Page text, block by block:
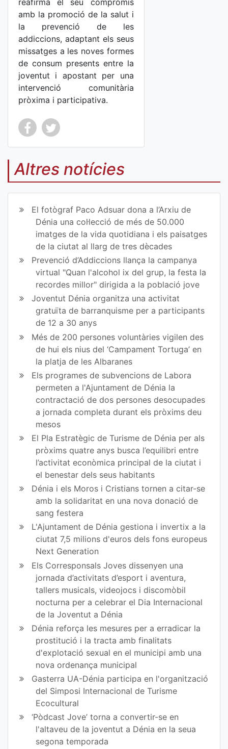
reafirma el seu compromís
amb la promoció de la salut i
la prevenció de les
addiccions, adaptant els seus
missatges a les noves formes
de consum presents entre la
joventut i apostant per una
intervenció comunitària
pròxima i participativa.
Co
mp
art
ir
en
Fa
ce
bo
ok
Co
mp
art
ir
en
Tw
itt
er
Altres notícies
El fotògraf Paco Adsuar dona a l’Arxiu de
Dénia una col·lecció de més de 50.000
imatges de la vida quotidiana i els paisatges
de la ciutat al llarg de tres dècades
Prevenció d’Addiccions llança la campanya
virtual "Quan l'alcohol ix del grup, la festa la
recordes millor" dirigida a la població jove
Joventut Dénia organitza una activitat
gratuïta de barranquisme per a participants
de 12 a 30 anys
Més de 200 persones voluntàries vigilen des
de hui els nius del ‘Campament Tortuga’ en
la platja de les Albaranes
Els programes de subvencions de Labora
permeten a l'Ajuntament de Dénia la
contractació de dos persones desocupades
a jornada completa durant els pròxims deu
mesos
El Pla Estratègic de Turisme de Dénia per als
pròxims quatre anys busca l’equilibri entre
l’activitat econòmica principal de la ciutat i
el benestar dels seus habitants
Dénia i els Moros i Cristians tornen a citar-se
amb la solidaritat en una nova donació de
sang festera
L'Ajuntament de Dénia gestiona i invertix a la
ciutat 7,5 milions d'euros dels fons europeus
Next Generation
Els Corresponsals Joves dissenyen una
jornada d’activitats d’esport i aventura,
tallers musicals, videojocs i discomòbil
nocturna per a celebrar el Dia Internacional
de la Joventut a Dénia
Dénia reforça les mesures per a erradicar la
prostitució i la tracta amb finalitats
d'explotació sexual en el municipi amb una
nova ordenança municipal
Gasterra UA-Dénia participa en l'organització
del Simposi Internacional de Turisme
Ecocultural
‘Pòdcast Jove’ torna a convertir-se en
l'altaveu de la joventut a Dénia en la seua
segona temporada